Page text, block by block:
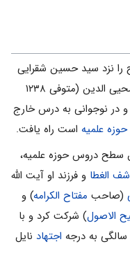
نزد سید حسین شقرایى
عاملى (متوفى ۱۲۳۰ ق) و شیخ قاسم آل محیى الدین (متوفى ۱۲۳۸
حوزه علمیه است راه یافت.
سطح دروس حوزه علمیه،
الغطا و فرزند او آیت الله
(صاحب مفتاح الکرامه) و
الاصول) شرکت کرد و با
اجتهاد نایل